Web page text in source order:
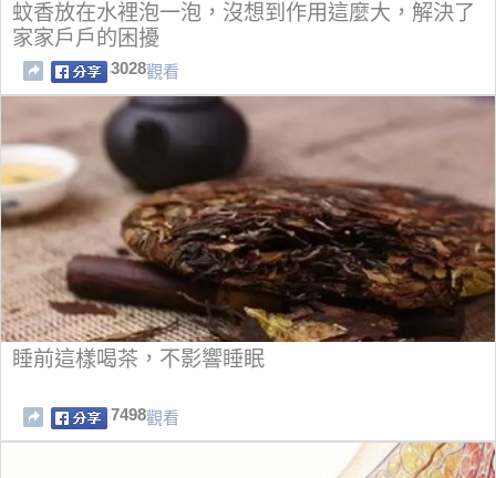
蚊香放在水裡泡一泡，沒想到作用這麼大，解決了
家家戶戶的困擾
3028觀看
睡前這樣喝茶，不影響睡眠
7498觀看